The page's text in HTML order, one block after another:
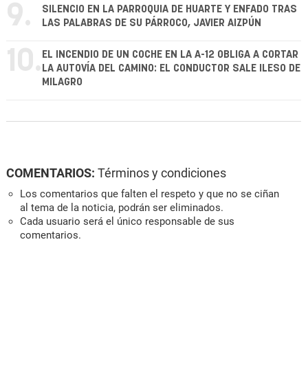
9.
SILENCIO EN LA PARROQUIA DE HUARTE Y ENFADO TRAS
LAS PALABRAS DE SU PÁRROCO, JAVIER AIZPÚN
10. EL INCENDIO DE UN COCHE EN LA A-12 OBLIGA A CORTAR
LA AUTOVÍA DEL CAMINO: EL CONDUCTOR SALE ILESO DE
MILAGRO
COMENTARIOS: Términos y condiciones
Los comentarios que falten el respeto y que no se ciñan
al tema de la noticia, podrán ser eliminados.
Cada usuario será el único responsable de sus
comentarios.